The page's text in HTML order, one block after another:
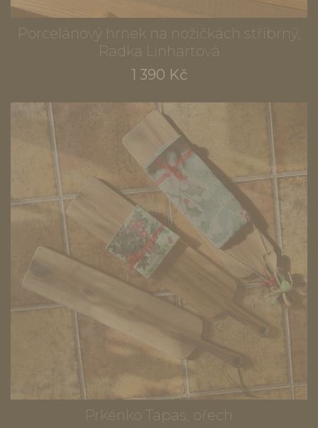
Porcelánový hrnek na nožičkách stříbrný,
Radka Linhartová
1 390 Kč
Prkénko Tapas, ořech